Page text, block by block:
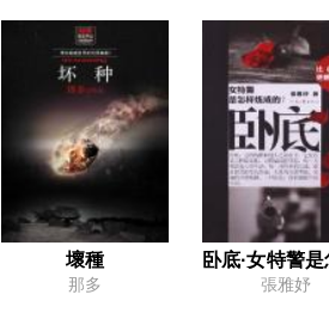
第五章 四大算命門派的驚天內
二、四壩頭的歸屬
五、祖爺下落不明
第六章 日本人的易學研究
二、現代「扎飛術」
五、密會梅玄子
壞種
那多
卧底·女特警
張雅妤